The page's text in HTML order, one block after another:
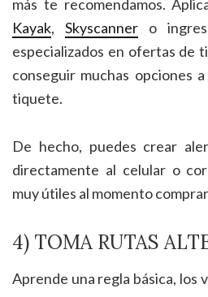
más te recomendamos.
Kayak, Skyscanner o
especializados en ofertas de
conseguir muchas opciones
tiquete.
De hecho, puedes crear
directamente al celular o
muy útiles al momento
4) TOMA RUTAS
Aprende una regla básica, los